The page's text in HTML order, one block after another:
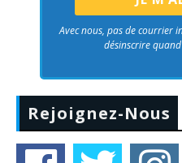
Avec nous, pas de courrier
désinscrire
Rejoignez-Nous